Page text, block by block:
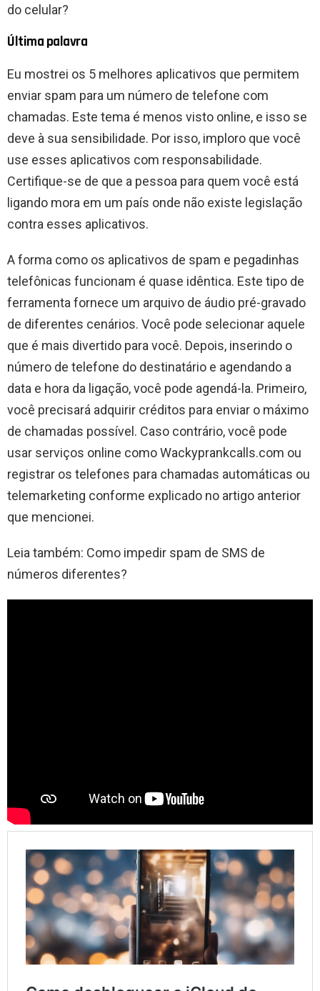
do celular?
Última palavra
Eu mostrei os 5 melhores aplicativos que permitem
enviar spam para um número de telefone com
chamadas. Este tema é menos visto online, e isso se
deve à sua sensibilidade. Por isso, imploro que você
use esses aplicativos com responsabilidade.
Certifique-se de que a pessoa para quem você está
ligando mora em um país onde não existe legislação
contra esses aplicativos.
A forma como os aplicativos de spam e pegadinhas
telefônicas funcionam é quase idêntica. Este tipo de
ferramenta fornece um arquivo de áudio pré-gravado
de diferentes cenários. Você pode selecionar aquele
que é mais divertido para você. Depois, inserindo o
número de telefone do destinatário e agendando a
data e hora da ligação, você pode agendá-la. Primeiro,
você precisará adquirir créditos para enviar o máximo
de chamadas possível. Caso contrário, você pode
usar serviços online como Wackyprankcalls.com ou
registrar os telefones para chamadas automáticas ou
telemarketing conforme explicado no artigo anterior
que mencionei.
Leia também: Como impedir spam de SMS de
números diferentes?